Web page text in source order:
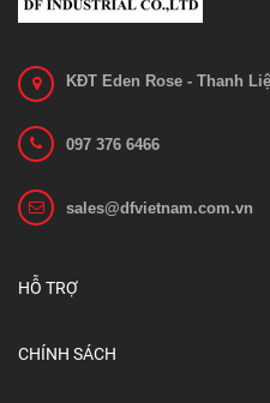
KĐT Eden Rose - Thanh
097 376 6466
sales@dfvietnam.com.vn
HỖ TRỢ
CHÍNH SÁCH